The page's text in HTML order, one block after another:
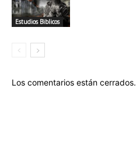
Estudios Biblicos
Los comentarios están cerrados.